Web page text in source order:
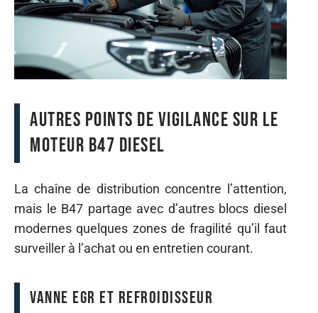
Autres points de vigilance sur le
moteur B47 diesel
La chaîne de distribution concentre l’attention,
mais le B47 partage avec d’autres blocs diesel
modernes quelques zones de fragilité qu’il faut
surveiller à l’achat ou en entretien courant.
Vanne EGR et refroidisseur